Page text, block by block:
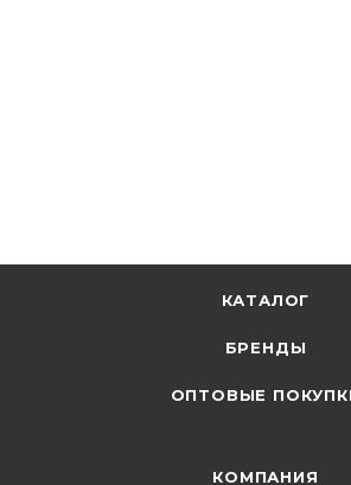
КАТАЛОГ
БРЕНДЫ
ОПТОВЫЕ
КОМПАНИЯ